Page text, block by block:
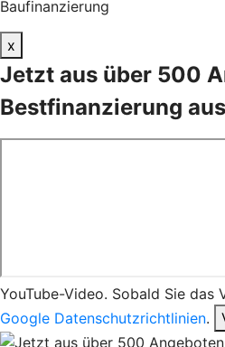
Baufinanzierung
x
Jetzt aus über 500
Bestfinanzierung
YouTube-Video. Sobald Sie
Google Datenschutzrichtlinien.